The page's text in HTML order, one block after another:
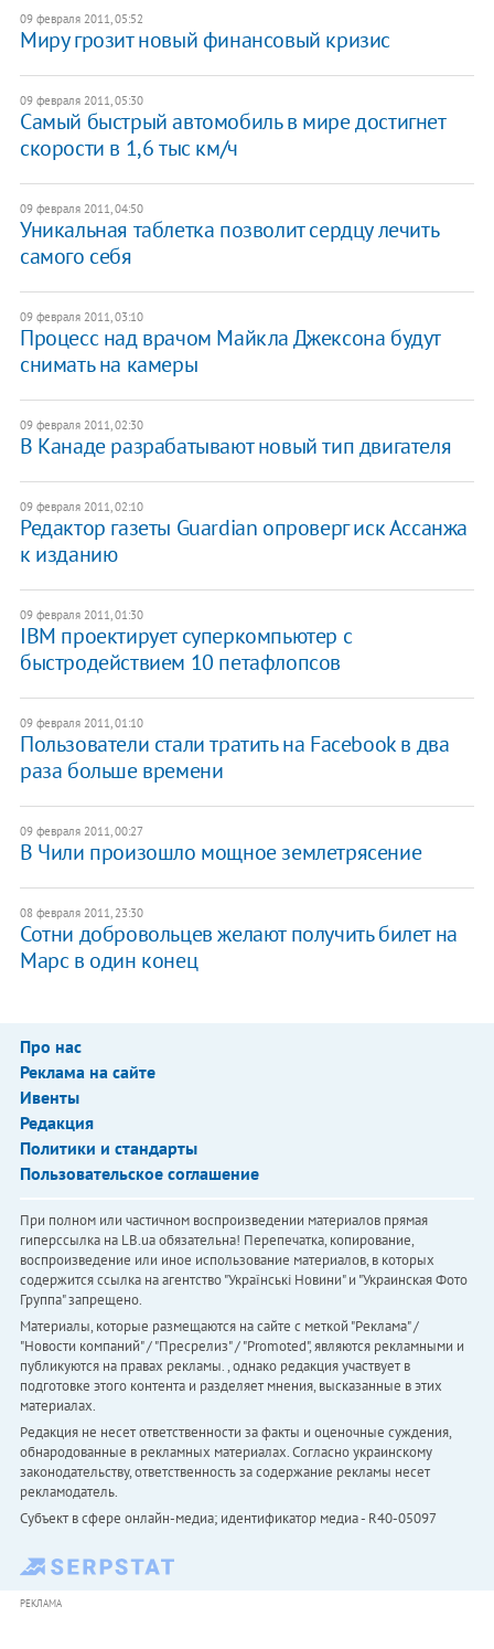
09 февраля 2011, 05:52
Миру грозит новый финансовый кризис
09 февраля 2011, 05:30
Самый быстрый автомобиль в мире достигнет
скорости в 1,6 тыс км/ч
09 февраля 2011, 04:50
Уникальная таблетка позволит сердцу лечить
самого себя
09 февраля 2011, 03:10
Процесс над врачом Майкла Джексона будут
снимать на камеры
09 февраля 2011, 02:30
В Канаде разрабатывают новый тип двигателя
09 февраля 2011, 02:10
Редактор газеты Guardian опроверг иск Ассанжа
к изданию
09 февраля 2011, 01:30
IBM проектирует суперкомпьютер с
быстродействием 10 петафлопсов
09 февраля 2011, 01:10
Пользователи стали тратить на Facebook в два
раза больше времени
09 февраля 2011, 00:27
В Чили произошло мощное землетрясение
08 февраля 2011, 23:30
Сотни добровольцев желают получить билет на
Марс в один конец
Про нас
Реклама на сайте
Ивенты
Редакция
Политики и стандарты
Пользовательское соглашение
При полном или частичном воспроизведении материалов прямая
гиперссылка на LB.ua обязательна! Перепечатка, копирование,
воспроизведение или иное использование материалов, в которых
содержится ссылка на агентство "Українськi Новини" и "Украинская Фото
Группа" запрещено.
Материалы, которые размещаются на сайте с меткой "Реклама" /
"Новости компаний" / "Пресрелиз" / "Promoted", являются рекламными и
публикуются на правах рекламы. , однако редакция участвует в
подготовке этого контента и разделяет мнения, высказанные в этих
материалах.
Редакция не несет ответственности за факты и оценочные суждения,
обнародованные в рекламных материалах. Согласно украинскому
законодательству, ответственность за содержание рекламы несет
рекламодатель.
Субъект в сфере онлайн-медиа; идентификатор медиа - R40-05097
РЕКЛАМА